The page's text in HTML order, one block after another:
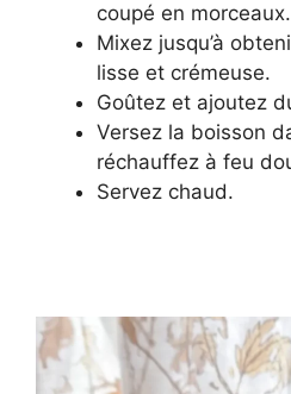
coupé en morceaux.
Mixez jusqu’à
lisse et crémeuse.
Goûtez et ajoutez
Versez la boisson
réchauffez à feu
Servez chaud.